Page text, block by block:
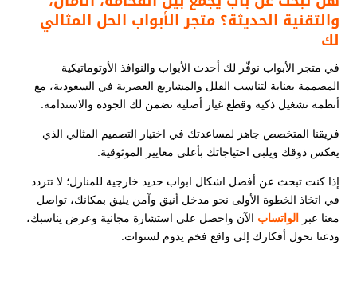
والتقنية الحديثة؟ متجر الأبواب الحل المثالي
لك
في متجر الأبواب نوفّر لك أحدث الأبواب والنوافذ الأوتوماتيكية
المصممة بعناية لتناسب الفلل والمشاريع العصرية في السعودية، مع
أنظمة تشغيل ذكية وقطع غيار أصلية تضمن لك الجودة والاستدامة.
فريقنا المتخصص جاهز لمساعدتك في اختيار التصميم المثالي الذي
يعكس ذوقك ويلبي احتياجاتك بأعلى معايير الموثوقية.
إذا كنت تبحث عن أفضل اشكال ابواب حديد خارجية للمنازل​​​؛ لا تتردد
في اتخاذ الخطوة الأولى نحو مدخل أنيق وآمن يليق بمكانك، تواصل
معنا عبر
الواتساب الآن واحصل على استشارة مجانية وعرض يناسبك،
ودعنا نحول أفكارك إلى واقع فخم يدوم لسنوات.